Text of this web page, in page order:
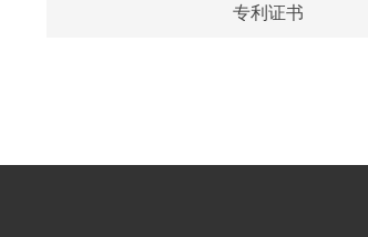
专利证书